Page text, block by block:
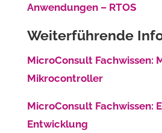
Anwendungen – RTOS
Weiterführende
MicroConsult Fachwissen:
Mikrocontroller
MicroConsult Fachwissen:
Entwicklung